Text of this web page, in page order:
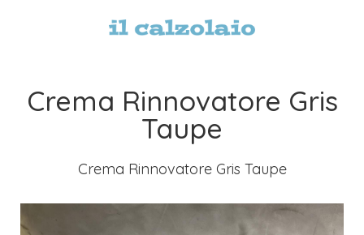
Crema Rinnovatore Gris
Taupe
Crema Rinnovatore Gris Taupe